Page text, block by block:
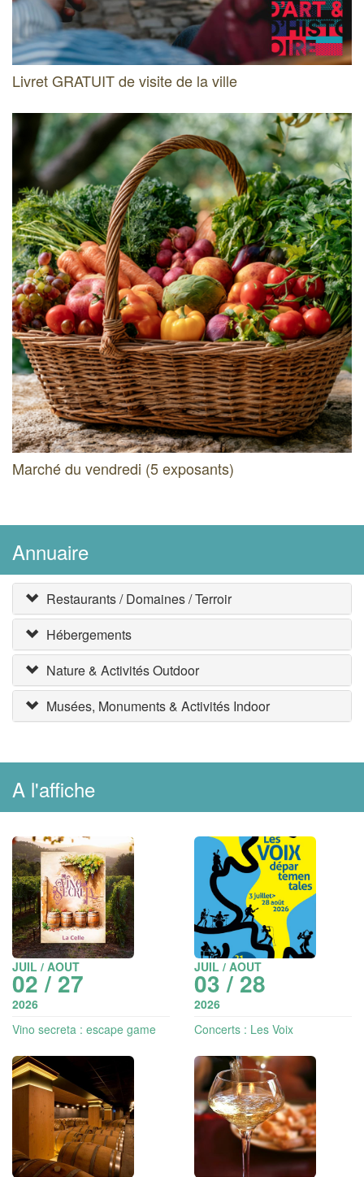
Livret GRATUIT de visite de la ville
Marché du vendredi (5 exposants)
Annuaire
Restaurants / Domaines / Terroir
Hébergements
Nature & Activités Outdoor
Musées, Monuments & Activités Indoor
A l'affiche
JUIL / AOUT
02 / 27
2026
Vino secreta : escape game
JUIL / AOUT
03 / 28
2026
Concerts : Les Voix